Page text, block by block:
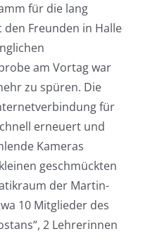
für die lang
Freunden in Halle
am Vortag war
zu spüren. Die
für
erneuert und
Kameras
geschmückten
der Martin-
10 Mitglieder des
2 Lehrerinnen